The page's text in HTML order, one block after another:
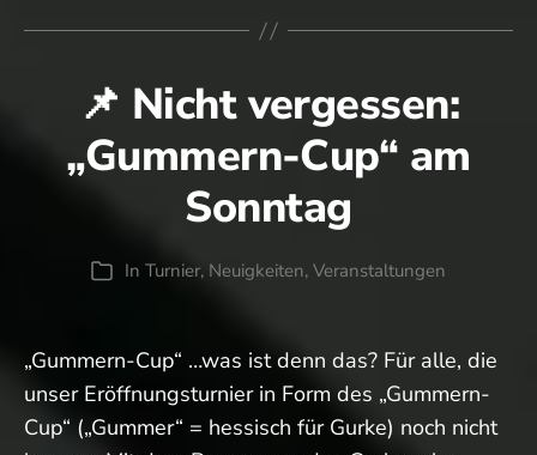
📌 Nicht vergessen:
„Gummern-Cup“ am
Sonntag
Kategorien
In Turnier, Neuigkeiten, Veranstaltungen
„Gummern-Cup“ …was ist denn das? Für alle, die
unser Eröffnungsturnier in Form des „Gummern-
Cup“ („Gummer“ = hessisch für Gurke) noch nicht